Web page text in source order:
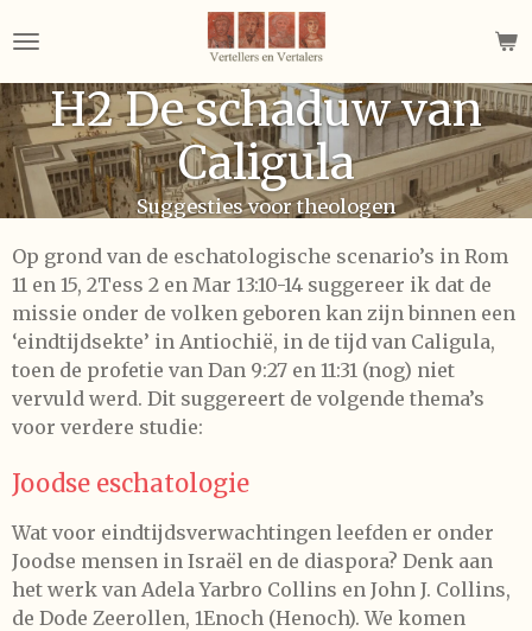
direct
naar
de
hoofdinhoud
H2 De schaduw van
Caligula
Suggesties voor theologen
Op grond van de eschatologische scenario’s in Rom
11 en 15, 2Tess 2 en Mar 13:10-14 suggereer ik dat de
missie onder de volken geboren kan zijn binnen een
‘eindtijdsekte’ in Antiochië, in de tijd van Caligula,
toen de profetie van Dan 9:27 en 11:31 (nog) niet
vervuld werd. Dit suggereert de volgende thema’s
voor verdere studie:
Joodse eschatologie
Wat voor eindtijdsverwachtingen leefden er onder
Joodse mensen in Israël en de diaspora? Denk aan
het werk van Adela Yarbro Collins en John J. Collins,
de Dode Zeerollen, 1Enoch (Henoch). We komen